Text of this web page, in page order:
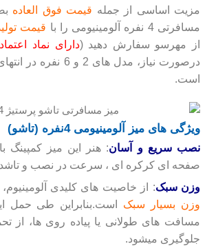
مزیت اساسی از جمله قیمت فوق العاده
مسافرتی 4 نفره آلومینیومی را با
قیمت
از مهرسو سفارش دهید (دارای نماد
درصورت نیاز، مدل های
است.
ویژگی های میز آلومینیومی 4نفره (تاشو)
نصب سریع و آسان: هنر این میز کمپینگ
صفحه ای کرکره ای ، سرعت در نصب و
وزن سبک: از خاصیت های کلیدی آلومینیوم،
وزن بسیار سبک است.بنابراین طی حمل
مسافت های طولانی یا پیاده روی ها، از
جلوگیری میشود.